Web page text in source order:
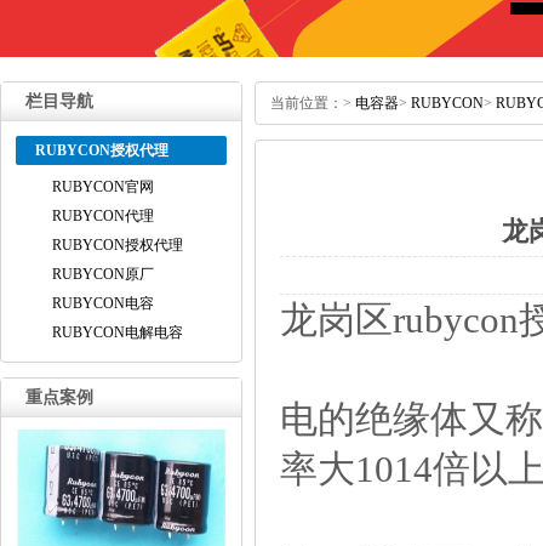
栏目导航
RUBYCON授权代理
RUBYCON官网
RUBYCON代理
RUBYCON授权代理
RUBYCON原厂
RUBYCON电容
RUBYCON电解电容
重点案例
当前位置： > 电容器> RUBYCON>
龙
龙岗区rubycon
电的绝缘体又
率大1014倍以